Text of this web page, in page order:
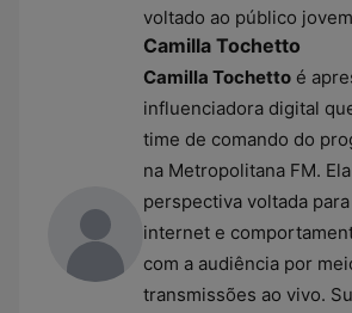
voltado ao público
Camilla Tochetto
Camilla Tochetto é
influenciadora digital
time de comando do
na Metropolitana FM.
perspectiva voltada
internet e
com a audiência por
transmissões ao vivo.